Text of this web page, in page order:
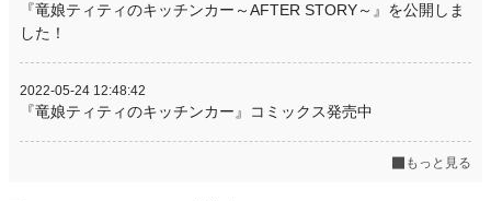
『竜娘ティティのキッチンカー～AFTER STORY～』を公開しま
した！
2022-05-24 12:48:42
『竜娘ティティのキッチンカー』コミックス発売中
もっと見る